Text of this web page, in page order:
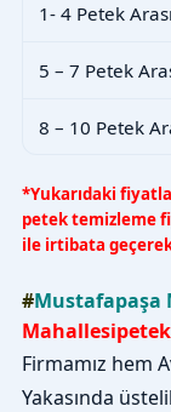
1- 4 Petek Arası
5 – 7 Petek
8 – 10 Petek
*Yukarıdaki
petek temizleme
ile irtibata
#Mustafapaşa
Firmamız hem
Yakasında